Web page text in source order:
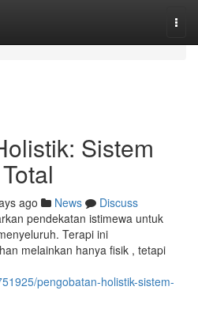
Sistem
ago News
Discuss
pendekatan istimewa untuk
Terapi ini
melainkan hanya fisik , tetapi
pengobatan-holistik-sistem-